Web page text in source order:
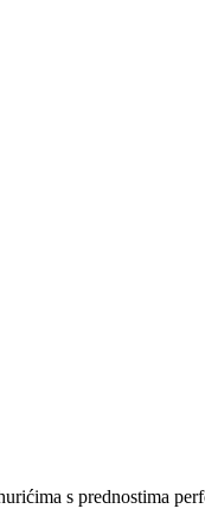
s prednostima